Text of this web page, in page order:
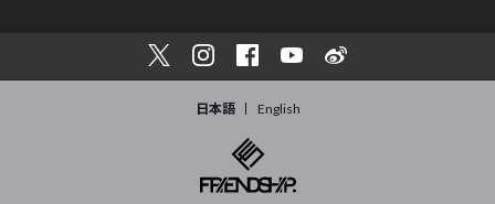
日本語 English